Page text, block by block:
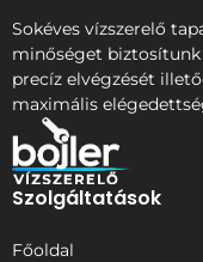
Sokéves vízszerelő
minőséget
precíz elvégzését
maximális
Szolgáltatások
Főoldal